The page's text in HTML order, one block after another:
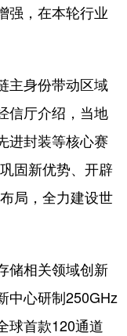
强，在本轮行业
身份带动区域
信厅介绍，当地
进封装等核心赛
固新优势、开辟
局，全力建设世
相关领域创新
中心研制250GHz
球首款120通道